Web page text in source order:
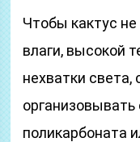
Чтобы кактус
влаги, высокой
нехватки
поликарбоната